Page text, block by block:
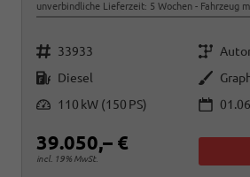
unverbindliche Lieferzeit: 5 Wochen Fahrzeug
Fahrzeugnr. 33933 Getriebe
Kraftstoff Diesel Außenfarbe
Leistung
110 kW (150 PS)
39.050,– €
incl. 19% MwSt.